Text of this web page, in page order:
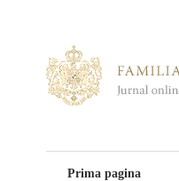
Prima pagina